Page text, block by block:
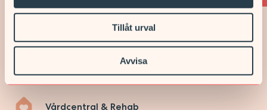
Tillåt urval
Avvisa
Vi är en del av någonting
Vårdcentral & Rehab